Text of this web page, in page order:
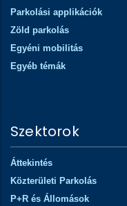
Parkolási applikációk
Zöld parkolás
Egyéni mobilitás
Egyéb témák
Szektorok
Áttekintés
Közterületi Parkolás
P+R és Állomások